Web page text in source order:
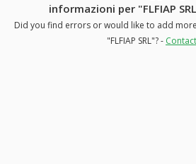
informazioni per "FLFIAP
Did you find errors or would like to add
"FLFIAP SRL"? -